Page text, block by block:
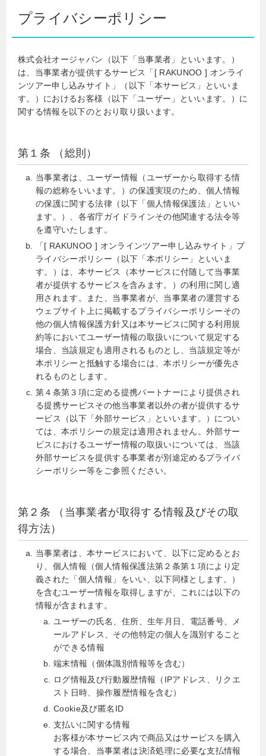
プライバシーポリシー
株式会社オージャパン（以下「当事業者」といいます。）
は、当事業者が提供するサービス「[ RAKUNOO ] オンライ
ンツアー申し込みサイト」（以下「本サービス」といいま
す。）におけるお客様（以下「ユーザー」といいます。）に
関する情報を以下のとおり取り扱います。
第１条 （総則）
当事業者は、ユーザー情報（ユーザーから取得する情
報の総称をいいます。）の保護実現のため、個人情報
の保護に関する法律（以下「個人情報保護法」といい
ます。）、各省庁ガイドラインその他関連する法令等
を遵守いたします。
「[ RAKUNOO ] オンラインツアー申し込みサイト」プ
ライバシーポリシー（以下「本ポリシー」といいま
す。）は、本サービス（本サービスに付随して当事業
者が提供するサービスを含みます。）の利用に関し適
用されます。また、当事業者が、当事業者の運営する
ウェブサイト上に掲載するプライバシーポリシーその
他の個人情報保護方針又は本サービスに関する利用規
約等においてユーザー情報の取扱いについて規定する
場合、当該規定も適用されるものとし、当該規定等が
本ポリシーと抵触する場合には、本ポリシーが優先さ
れるものとします。
第４条第３項に定める提携パートナーにより提供され
る提携サービスその他当事業者以外の者が提供するサ
ービス（以下「外部サービス」といいます。）につい
ては、本ポリシーの規定は適用されません。外部サー
ビスにおけるユーザー情報の取扱いについては、当該
外部サービスを提供する事業者が別途定めるプライバ
シーポリシー等をご参照ください。
第２条 （当事業者が取得する情報及びその取
得方法）
当事業者は、本サービスにおいて、以下に定めるとお
り、個人情報（個人情報保護法第２条第１項により定
義された「個人情報」をいい、以下同様とします。）
を含むユーザー情報を取得しますが、これには以下の
情報が含まれます。
ユーザーの氏名、住所、生年月日、電話番号、メ
ールアドレス、その他特定の個人を識別すること
ができる情報
端末情報（個体識別情報等を含む）
ログ情報及び行動履歴情報（IPアドレス、リクエ
スト日時、操作履歴情報を含む）
Cookie及び匿名ID
支払いに関する情報
お客様が本サービス内で商品又はサービスを購入
する場合、当事業者は決済処理に必要な支払情報